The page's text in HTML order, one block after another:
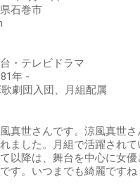
石巻市
・テレビドラマ
年 -
劇団入団、月組配属
真世さんです。涼風真世
ました。月組で活躍され
以降は、舞台を中心に女優
す。いつまでも綺麗ですね